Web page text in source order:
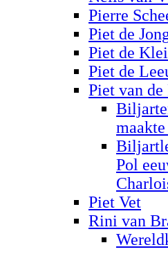
Pierre
Piet de
Piet de
Piet de
Piet van de
Pol
Piet Vet
Rini van